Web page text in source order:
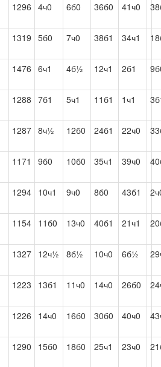
1296 4ч0 6б0 36б0 41ч0
1319 5б0 7ч0 38б1 34ч1
1476 6ч1 4б½ 12ч1 2б1
1288 7б1 5ч1 11б1 1ч1
1287 8ч½ 12б0 24б1 22ч0
1171 9б0 10б0 35ч1 39ч0
1294 10ч1 9ч0 8б0 43б1
1154 11б0 13ч0 40б1 21ч1
1327 12ч½ 8б½ 10ч0 6б½
1223 13б1 11ч0 14ч0 26б0
1226 14ч0 16б0 30б0 40ч0
1290 15б0 18б0 25ч1 23ч0